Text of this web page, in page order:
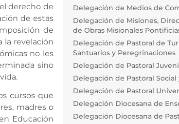
derecho de
de estas
de
la revelación
no les
sino
cursos que
madres o
Educación
Delegación de Medios de
Delegación de Misiones,
de Obras Misionales
Delegación de Pastoral de
Santuarios y Peregrinaciones
Delegación de Pastoral
Delegación de Pastoral Social
Delegación de Pastoral
Delegación Diocesana de
Delegación Diocesana de